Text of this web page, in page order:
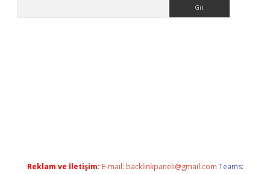
Reklam ve İletişim: E-mail: backlinkpaneli@gmail.com Teams: